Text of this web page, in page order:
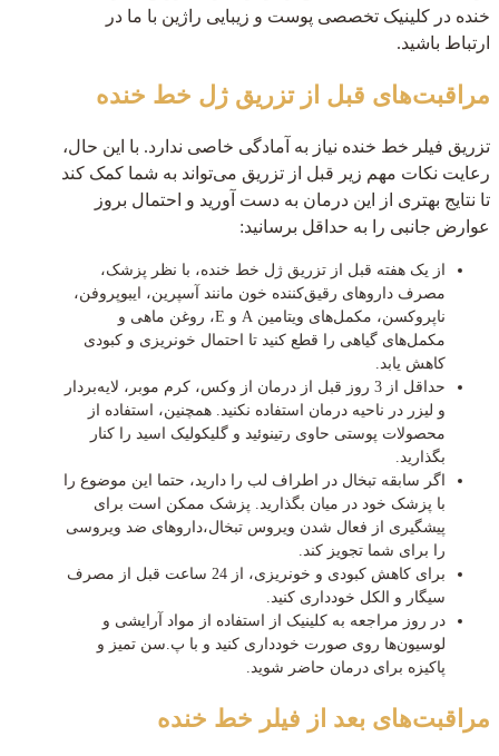
خنده در کلینیک تخصصی پوست و زیبایی راژین با ما در
ارتباط باشید.
مراقبت‌های قبل از تزریق ژل خط خنده
تزریق فیلر خط خنده نیاز به آمادگی خاصی ندارد. با این حال،
رعایت نکات مهم زیر قبل از تزریق می‌تواند به شما کمک کند
تا نتایج بهتری از این درمان به دست آورید و احتمال بروز
عوارض جانبی را به حداقل برسانید:
از یک هفته قبل از تزریق ژل خط خنده، با نظر پزشک،
مصرف داروهای رقیق‌کننده خون مانند آسپرین، ایبوپروفن،
ناپروکسن، مکمل‌های ویتامین A و E، روغن ماهی و
مکمل‌های گیاهی را قطع کنید تا احتمال خونریزی و کبودی
کاهش یابد.
حداقل از 3 روز قبل از درمان از وکس، کرم موبر، لایه‌بردار
و لیزر در ناحیه درمان استفاده نکنید. همچنین، استفاده از
محصولات پوستی حاوی رتینوئید و گلیکولیک اسید را کنار
بگذارید.
اگر سابقه تبخال در اطراف لب را دارید، حتما این موضوع را
با پزشک خود در میان بگذارید. پزشک ممکن است برای
پیشگیری از فعال شدن ویروس تبخال،داروهای ضد ویروسی
را برای شما تجویز کند.
برای کاهش کبودی و خونریزی، از 24 ساعت قبل از مصرف
سیگار و الکل خودداری کنید.
در روز مراجعه به کلینیک از استفاده از مواد آرایشی و
لوسیون‌ها روی صورت خودداری کنید و با پ.سن تمیز و
پاکیزه برای درمان حاضر شوید.
مراقبت‌های بعد از فیلر خط خنده